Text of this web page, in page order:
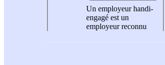
Un employeur handi-
engagé est un
employeur reconnu